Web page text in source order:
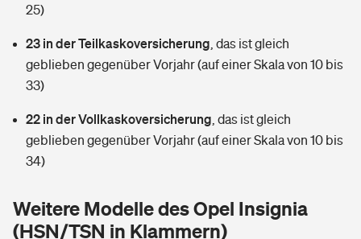
Sie haben Fragen?
Restkreditversicherung
Zur Übersicht
Hochwasser-Check: Wie gefährdet ist Ihr Haus?
Wer versichert was: Jetzt Versicherer finden
Handyversicherung
Private Cyberversicherung
Musikinstrumentenversicherung
Wer versichert was: Jetzt Versicherer finden
Sie haben Fragen?
Rentenrechner: Wie viel Geld bekomme ich im Alter?
25)
23 in der Teilkaskoversicherung das ist gleich
geblieben gegenüber Vorjahr (auf einer Skala von 10 bis
33)
22 in der Vollkaskoversicherung das ist gleich
geblieben gegenüber Vorjahr (auf einer Skala von 10 bis
34)
Weitere Modelle des Opel Insignia
(HSN/TSN in Klammern)